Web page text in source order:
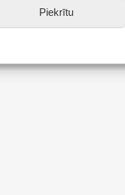
Piekrītu
noorganizēja
matemātikas
mācīt caur